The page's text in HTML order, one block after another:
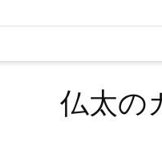
仏太の